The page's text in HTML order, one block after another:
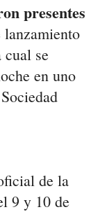
presentes
lanzamiento
cual se
en uno
de la
9 y 10 de